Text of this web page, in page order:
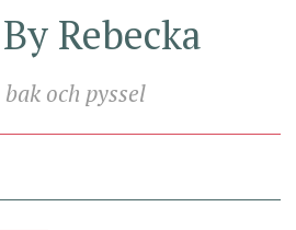
Rebecka
och pyssel